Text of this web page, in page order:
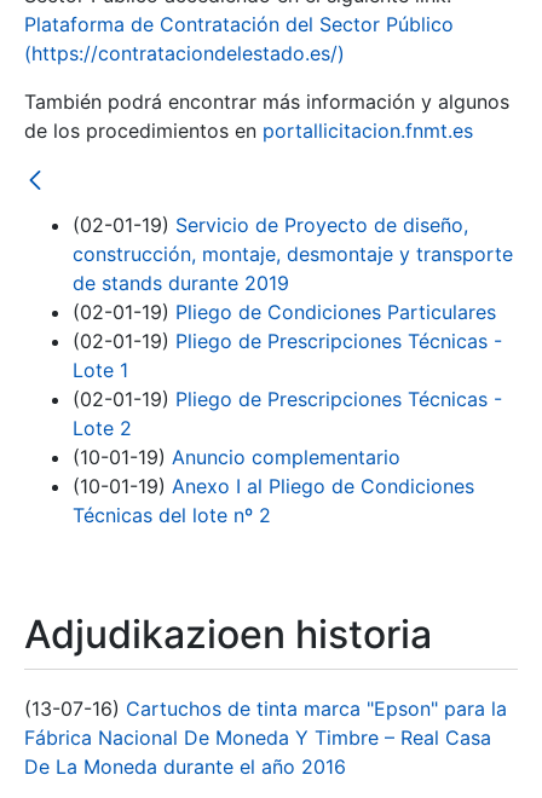
Erakutsi/Ezkutatu
Plataforma de Contratación del Sector Público
(https://contrataciondelestado.es/)
También podrá encontrar más información y algunos
de los procedimientos en portallicitacion.fnmt.es
(02-01-19) Servicio de Proyecto de diseño,
construcción, montaje, desmontaje y transporte
de stands durante 2019
(02-01-19) Pliego de Condiciones Particulares
(02-01-19) Pliego de Prescripciones Técnicas -
Lote 1
(02-01-19) Pliego de Prescripciones Técnicas -
Lote 2
(10-01-19) Anuncio complementario
(10-01-19) Anexo I al Pliego de Condiciones
Técnicas del lote nº 2
Adjudikazioen historia
(13-07-16) Cartuchos de tinta marca "Epson" para la
Fábrica Nacional De Moneda Y Timbre – Real Casa
De La Moneda durante el año 2016